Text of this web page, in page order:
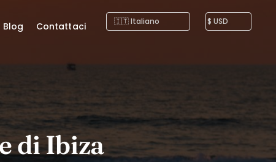
di Ibiza
Blog Contattaci